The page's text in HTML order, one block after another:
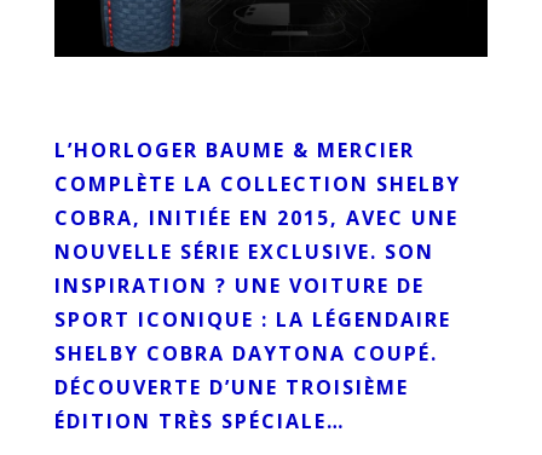
L’HORLOGER BAUME & MERCIER
COMPLÈTE LA COLLECTION SHELBY
COBRA, INITIÉE EN 2015, AVEC UNE
NOUVELLE SÉRIE EXCLUSIVE. SON
INSPIRATION ? UNE VOITURE DE
SPORT ICONIQUE : LA LÉGENDAIRE
SHELBY COBRA DAYTONA COUPÉ.
DÉCOUVERTE D’UNE TROISIÈME
ÉDITION TRÈS SPÉCIALE…